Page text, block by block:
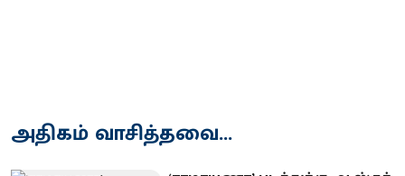
அதிகம் வாசித்தவை...